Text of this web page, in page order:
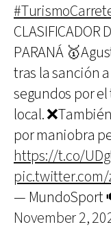
CLASIFICADOR
PARANÁ
tras la sanción
segundos por
local.
por maniobra
https://t.co/
pic.twitter.com/
— MundoSport
November 2,